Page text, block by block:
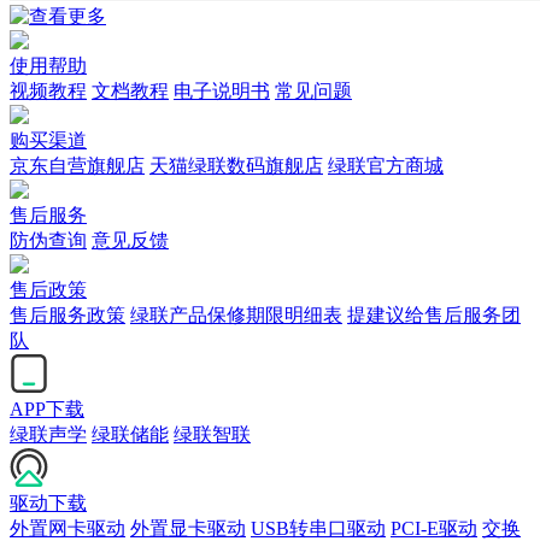
使用帮助
视频教程 文档教程 电子说明书 常见问题
购买渠道
京东自营旗舰店 天猫绿联数码旗舰店 绿联官方商城
售后服务
防伪查询 意见反馈
售后政策
售后服务政策 绿联产品保修期限明细表 提建议给售后服务团
队
APP下载
绿联声学 绿联储能 绿联智联
驱动下载
外置网卡驱动 外置显卡驱动 USB转串口驱动 PCI-E驱动 交换